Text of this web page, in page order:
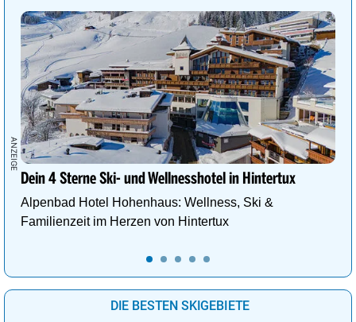
Dein 4 Sterne Ski- und Wellnesshotel in Hintertux
Alpenbad Hotel Hohenhaus: Wellness, Ski &
Familienzeit im Herzen von Hintertux
DIE BESTEN SKIGEBIETE